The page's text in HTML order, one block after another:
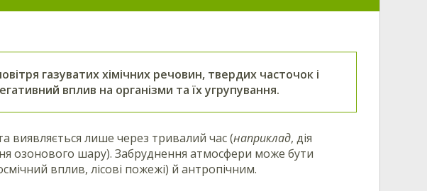
газуватих хімічних речовин, твердих часточок і
вплив на організми та їх угрупування.
виявляється лише через тривалий час (наприклад, дія
озонового шару). Забруднення атмосфери може бути
вплив, лісові пожежі) й антропічним.